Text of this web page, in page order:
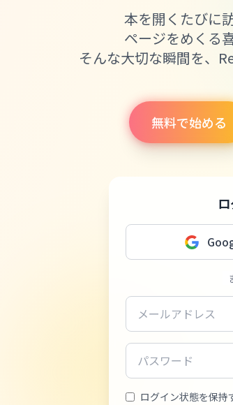
本を開くたびに
ページをめくる
そんな大切な瞬間を、
無料で始める
ログイン状態を保持